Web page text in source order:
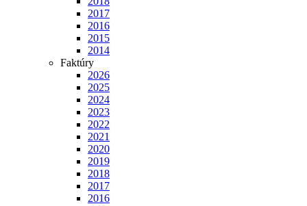
2017
2016
2015
2014
Faktúry
2026
2025
2024
2023
2022
2021
2020
2019
2018
2017
2016